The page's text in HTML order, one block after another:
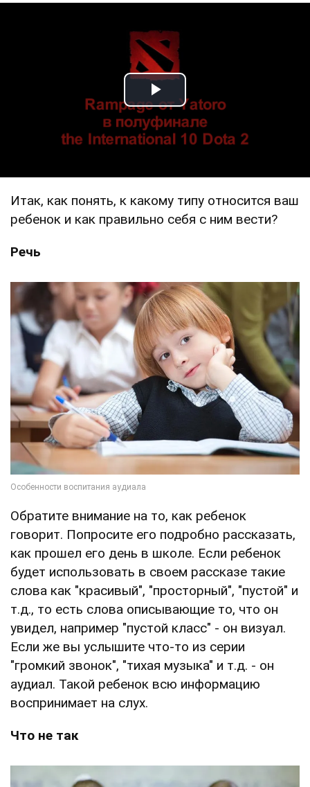
Play Video
Итак, как понять, к какому типу относится ваш
ребенок и как правильно себя с ним вести?
Речь
Обратите внимание на то, как ребенок
говорит. Попросите его подробно рассказать,
как прошел его день в школе. Если ребенок
будет использовать в своем рассказе такие
слова как "красивый", "просторный", "пустой" и
т.д., то есть слова описывающие то, что он
увидел, например "пустой класс" - он визуал.
Если же вы услышите что-то из серии
"громкий звонок", "тихая музыка" и т.д. - он
аудиал. Такой ребенок всю информацию
воспринимает на слух.
Что не так